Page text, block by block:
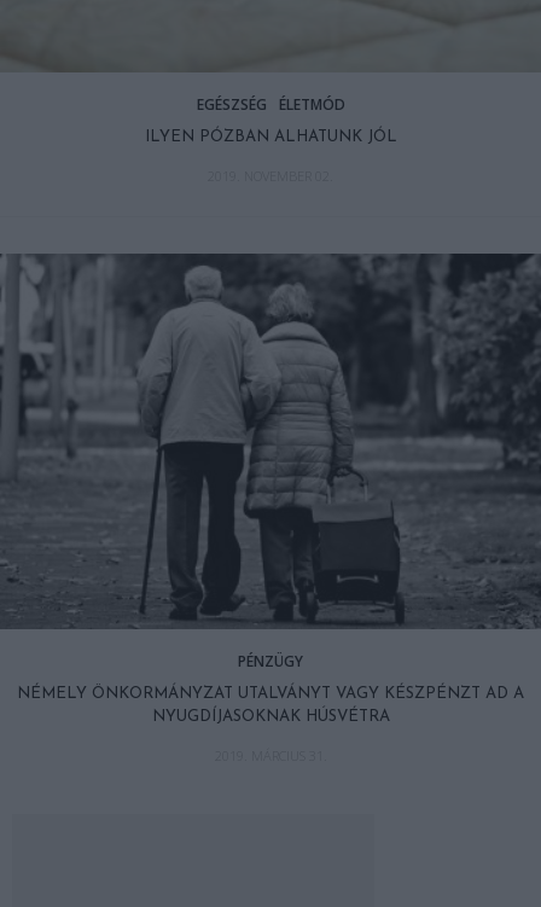
EGÉSZSÉG ÉLETMÓD
ILYEN PÓZBAN ALHATUNK JÓL
PÉNZÜGY
NÉMELY ÖNKORMÁNYZAT UTALVÁNYT VAGY KÉSZPÉNZT AD A
NYUGDÍJASOKNAK HÚSVÉTRA